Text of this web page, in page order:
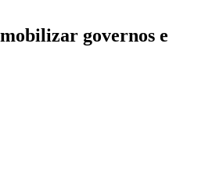
governos e